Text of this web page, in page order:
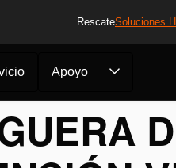
RescateSoluciones
Apoyo